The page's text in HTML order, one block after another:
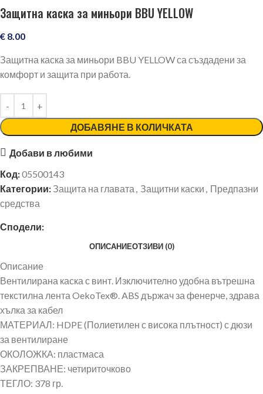
Защитна каска за миньори BBU YELLOW
€ 8.00
Защитна каска за миньори BBU YELLOW са създадени за
комфорт и защита при работа.
ДОБАВЯНЕ В КОЛИЧКАТА
Добави в любими
Код:05500143
Категории: Защита на главата , Защитни каски , Предпазни
средства
Сподели:
ОПИСАНИЕОТЗИВИ (0)
Описание
Вентилирана каска с винт. Изключително удобна вътрешна
текстилна лента OekoTex®. ABS държач за фенерче, здрава
хълка за кабел
МАТЕРИАЛ: HDPE (Полиетилен с висока плътност) с дюзи
за вентилиране
ОКОЛОЖКА: пластмаса
ЗАКРЕПВАНЕ: четириточково
ТЕГЛО: 378 гр.